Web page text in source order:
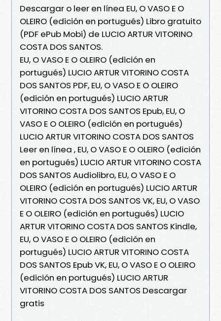
Descargar o leer en línea EU, O VASO E O
OLEIRO (edición en portugués) Libro gratuito
(PDF ePub Mobi) de LUCIO ARTUR VITORINO
COSTA DOS SANTOS.
EU, O VASO E O OLEIRO (edición en
portugués) LUCIO ARTUR VITORINO COSTA
DOS SANTOS PDF, EU, O VASO E O OLEIRO
(edición en portugués) LUCIO ARTUR
VITORINO COSTA DOS SANTOS Epub, EU, O
VASO E O OLEIRO (edición en portugués)
LUCIO ARTUR VITORINO COSTA DOS SANTOS
Leer en línea , EU, O VASO E O OLEIRO (edición
en portugués) LUCIO ARTUR VITORINO COSTA
DOS SANTOS Audiolibro, EU, O VASO E O
OLEIRO (edición en portugués) LUCIO ARTUR
VITORINO COSTA DOS SANTOS VK, EU, O VASO
E O OLEIRO (edición en portugués) LUCIO
ARTUR VITORINO COSTA DOS SANTOS Kindle,
EU, O VASO E O OLEIRO (edición en
portugués) LUCIO ARTUR VITORINO COSTA
DOS SANTOS Epub VK, EU, O VASO E O OLEIRO
(edición en portugués) LUCIO ARTUR
VITORINO COSTA DOS SANTOS Descargar
gratis